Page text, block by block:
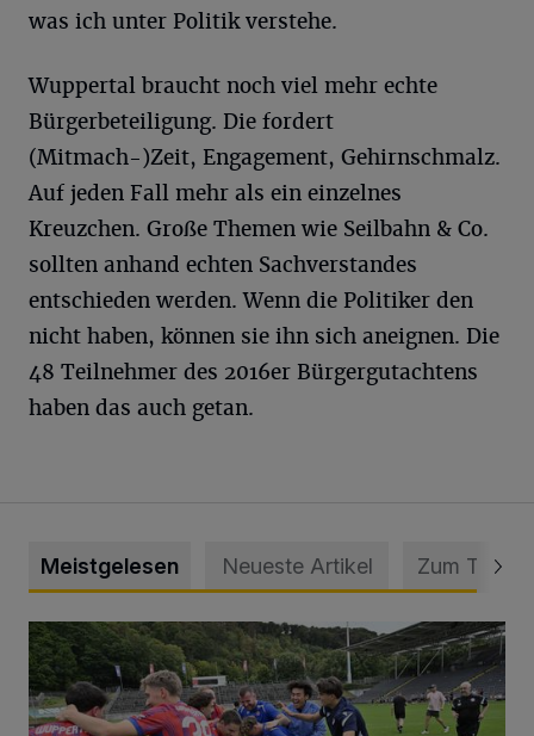
was ich unter Politik verstehe.
Wuppertal braucht noch viel mehr echte
Bürgerbeteiligung. Die fordert
(Mitmach-)Zeit, Engagement, Gehirnschmalz.
Auf jeden Fall mehr als ein einzelnes
Kreuzchen. Große Themen wie Seilbahn & Co.
sollten anhand echten Sachverstandes
entschieden werden. Wenn die Politiker den
nicht haben, können sie ihn sich aneignen. Die
48 Teilnehmer des 2016er Bürgergutachtens
haben das auch getan.
Meistgelesen Neueste Artikel Zum Thema
Trinkpause, 0:3, 3:3, Rot – WSV-Triumph nach